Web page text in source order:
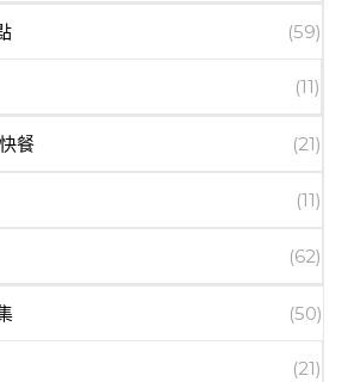
(59)
(11)
餐 (21)
(11)
(62)
(50)
(21)